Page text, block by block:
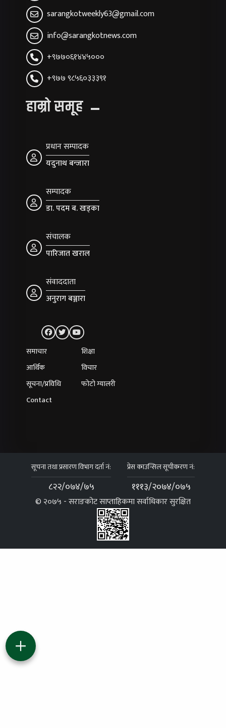
sarangkotweekly63@gmail.com
info@sarangkotnews.com
+९७७०६१४४५०००
+९७७ ९८५६०३३३९१
हाम्रो समूह
प्रधान सम्पादक
यदुनाथ बन्जारा
सम्पादक
डा. पदम ब. खड्का
संचालक
पारिजात खराल
संवाददाता
अनुराग बञ्जारा
समाचार
शिक्षा
आर्थिक
विचार
सूचना/प्रविधि
फोटो ग्यालरी
Contact
सूचना तथा प्रसारण विभाग दर्ता नं:
८२२/०७४/७५
प्रेस काउन्सिल सूचीकरण नं:
१११३/२०७४/०७५
© २०७५ - सराङकोट साप्ताहिकमा सर्वाधिकार सुरक्षित